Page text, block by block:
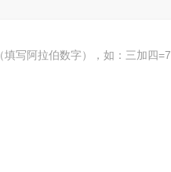
填写阿拉伯数字），如：三加四=7